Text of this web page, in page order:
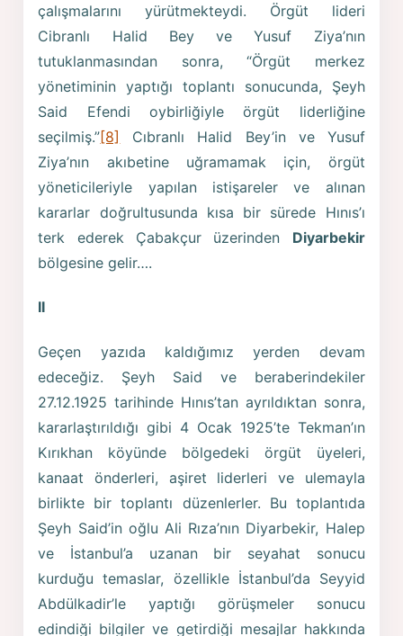
çalışmalarını yürütmekteydi. Örgüt lideri
Cibranlı Halid Bey ve Yusuf Ziya’nın
tutuklanmasından sonra, “Örgüt merkez
yönetiminin yaptığı toplantı sonucunda, Şeyh
Said Efendi oybirliğiyle örgüt liderliğine
seçilmiş.”[8]
Cıbranlı Halid Bey’in ve Yusuf
Ziya’nın akıbetine uğramamak için, örgüt
yöneticileriyle yapılan istişareler ve alınan
kararlar doğrultusunda kısa bir sürede Hınıs’ı
terk ederek Çabakçur üzerinden Diyarbekir
bölgesine gelir….
II
Geçen yazıda kaldığımız yerden devam
edeceğiz. Şeyh Said ve beraberindekiler
27.12.1925 tarihinde Hınıs’tan ayrıldıktan sonra,
kararlaştırıldığı gibi 4 Ocak 1925’te Tekman’ın
Kırıkhan köyünde bölgedeki örgüt üyeleri,
kanaat önderleri, aşiret liderleri ve ulemayla
birlikte bir toplantı düzenlerler. Bu toplantıda
Şeyh Said’in oğlu Ali Rıza’nın Diyarbekir, Halep
ve İstanbul’a uzanan bir seyahat sonucu
kurduğu temaslar, özellikle İstanbul’da Seyyid
Abdülkadir’le yaptığı görüşmeler sonucu
edindiği bilgiler ve getirdiği mesajlar hakkında